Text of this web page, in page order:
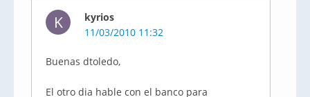
K
kyrios
11/03/2010 11:32
Buenas dtoledo,
El otro dia hable con el banco para